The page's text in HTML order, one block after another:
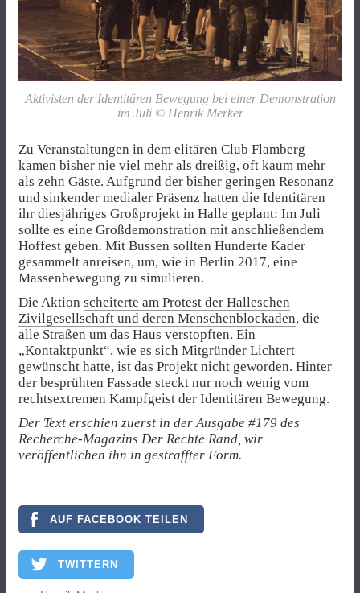
Aktivisten der Identitären Bewegung bei einer Demonstration
im Juli © Henrik Merker
Zu Veranstaltungen in dem elitären Club Flamberg
kamen bisher nie viel mehr als dreißig, oft kaum mehr
als zehn Gäste. Aufgrund der bisher geringen Resonanz
und sinkender medialer Präsenz hatten die Identitären
ihr diesjähriges Großprojekt in Halle geplant: Im Juli
sollte es eine Großdemonstration mit anschließendem
Hoffest geben. Mit Bussen sollten Hunderte Kader
gesammelt anreisen, um, wie in Berlin 2017, eine
Massenbewegung zu simulieren.
Die Aktion scheiterte am Protest der Halleschen
Zivilgesellschaft und deren Menschenblockaden, die
alle Straßen um das Haus verstopften. Ein
„Kontaktpunkt“, wie es sich Mitgründer Lichtert
gewünscht hatte, ist das Projekt nicht geworden. Hinter
der besprühten Fassade steckt nur noch wenig vom
rechtsextremen Kampfgeist der Identitären Bewegung.
Der Text erschien zuerst in der Ausgabe #179 des
Recherche-Magazins Der Rechte Rand, wir
veröffentlichen ihn in gestraffter Form.
AUF FACEBOOK TEILEN
TWITTERN